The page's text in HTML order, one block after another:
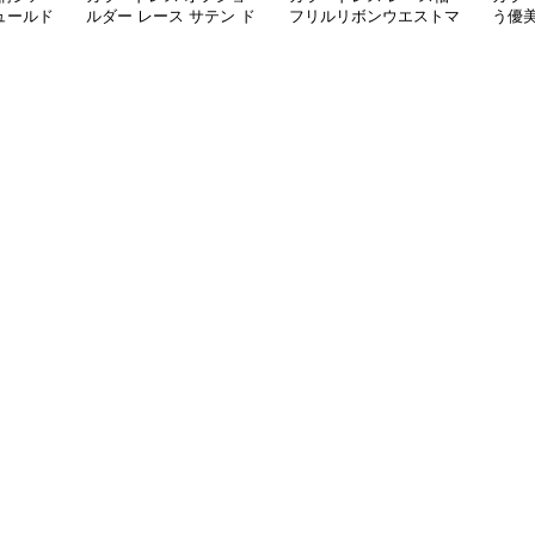
ールド
ルダー レース サテン ド
フリルリボンウエストマ
う優